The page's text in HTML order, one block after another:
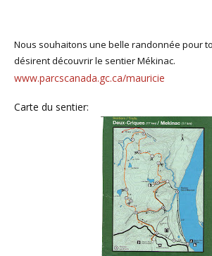
Nous souhaitons une belle randonnée pour
désirent découvrir le sentier Mékinac.
www.parcscanada.gc.ca/mauricie
Carte du sentier: